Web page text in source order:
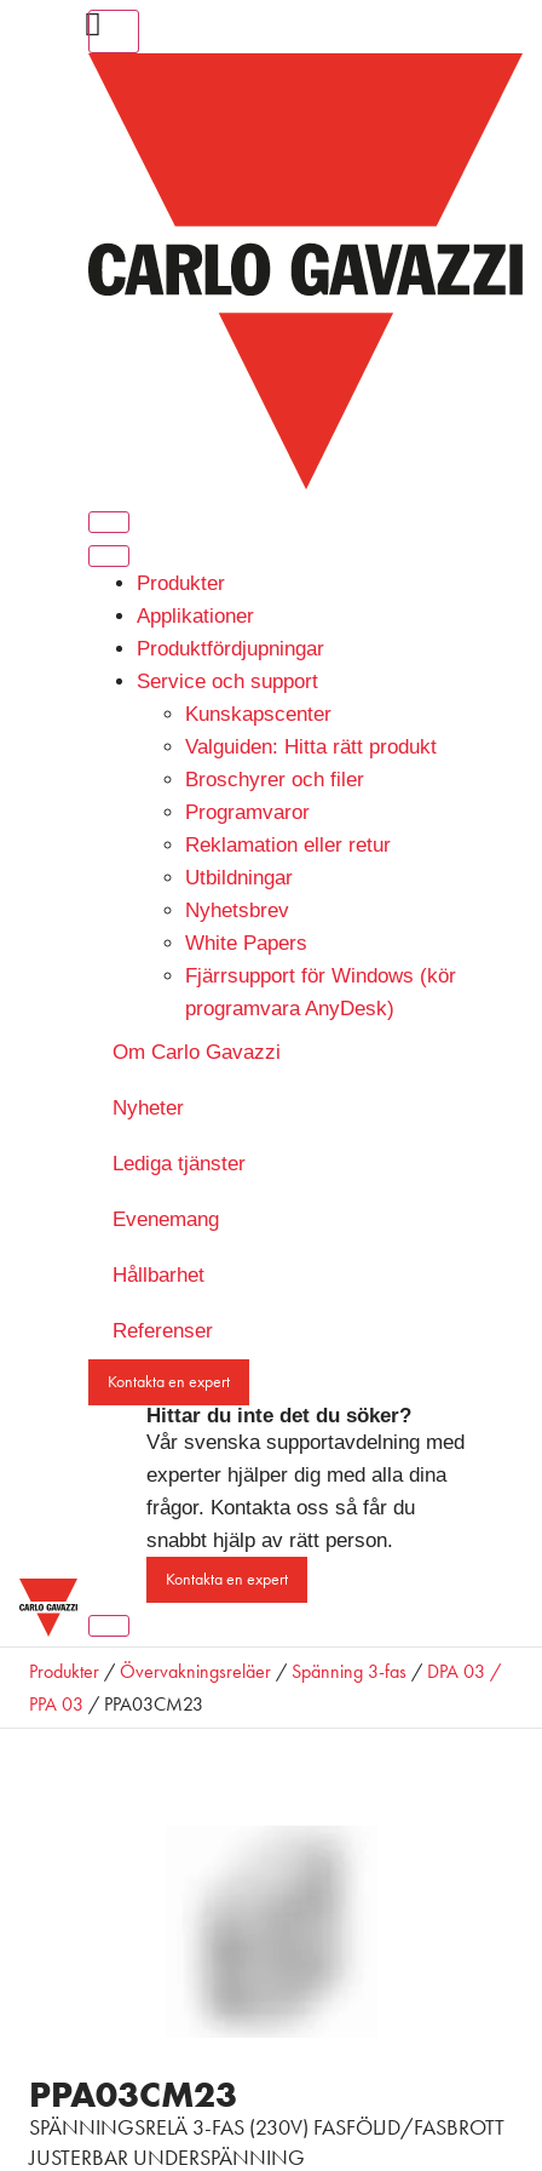
Produkter
Applikationer
Produktfördjupningar
Service och support
Kunskapscenter
Valguiden: Hitta rätt produkt
Broschyrer och filer
Programvaror
Reklamation eller retur
Utbildningar
Nyhetsbrev
White Papers
Fjärrsupport för Windows (kör
programvara AnyDesk)
Om Carlo Gavazzi
Nyheter
Lediga tjänster
Evenemang
Hållbarhet
Referenser
Kontakta en expert
Hittar du inte det du söker?
Vår svenska supportavdelning med
experter hjälper dig med alla dina
frågor. Kontakta oss så får du
snabbt hjälp av rätt person.
Kontakta en expert
Produkter / Övervakningsreläer / Spänning 3-fas / DPA 03 /
PPA 03 / PPA03CM23
PPA03CM23
SPÄNNINGSRELÄ 3-FAS (230V) FASFÖLJD/FASBROTT
JUSTERBAR UNDERSPÄNNING